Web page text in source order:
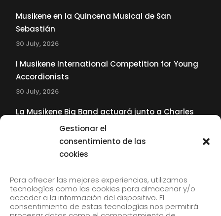
Gestionar el
consentimiento de las
cookies
Para ofrecer las mejores experiencias, utilizamos
tecnologías como las cookies para almacenar y/o
acceder a la información del dispositivo. El
consentimiento de estas tecnologías nos permitirá
Musikene en la Quincena Musical de San
Sebastián
30 July, 2026
I Musikene International Competition for Young
Accordionists
30 July, 2026
La Musikene Big Band actuará junto a Charles
Tolliver en el 61 Jazzaldia
Subscribe to our newsletter to receive our news by